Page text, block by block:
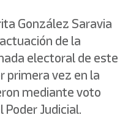
González Saravia
de la
electoral de este
primera vez en la
mediante voto
Judicial.